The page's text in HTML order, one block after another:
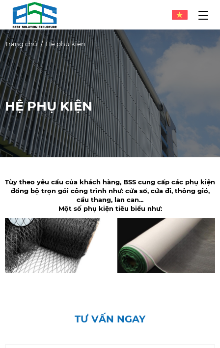
Trang chủ Hệ phụ kiện
HỆ PHỤ KIỆN
Tùy theo yêu cầu của khách hàng, BSS cung cấp các phụ kiện
đồng bộ trọn gói công trình như: cửa sổ, cửa đi, thông gió,
cầu thang, lan can...
Một số phụ kiện tiêu biểu như:
Lưới chắn chim Lưới chắn côn trùng
TƯ VẤN NGAY